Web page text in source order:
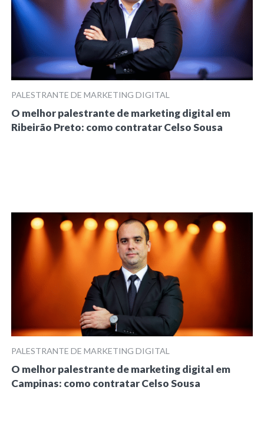
PALESTRANTE DE MARKETING DIGITAL
O melhor palestrante de marketing digital em
Ribeirão Preto: como contratar Celso Sousa
PALESTRANTE DE MARKETING DIGITAL
O melhor palestrante de marketing digital em
Campinas: como contratar Celso Sousa